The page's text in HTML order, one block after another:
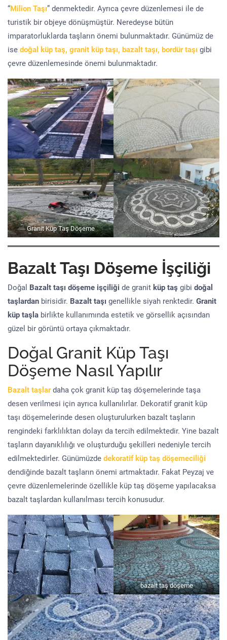
“Milion Taşı” denmektedir. Ayrıca çevre düzenlemesi ile de
turistik bir objeye dönüşmüştür. Neredeyse bütün
imparatorluklarda taşların önemi bulunmaktadır. Günümüz de
ise doğal küp taş, granit küp taşı, bazalt taşı, bordür taşı gibi
çevre düzenlemesinde önemi bulunmaktadır.
Granit Küp Taş Döşeme
Bazalt Taşı Döşeme İşçiliği
Doğal Bazalt taşı döşeme işçiliği de granit küp taş gibi doğal
taşlardan birisidir. Bazalt taşı genellikle siyah renktedir. Granit
küp taşla birlikte kullanımında estetik ve görsellik açısından
güzel bir görüntü ortaya çıkmaktadır.
Doğal Granit Küp Taşı
Döşeme Nasıl Yapılır
Bazalt taşlardaha çok granit küp taş döşemelerinde taşa
desen verilmesi için ayrıca kullanılırlar. Dekoratif granit küp
taşı döşemelerinde desen oluşturulurken bazalt taşların
rengindeki farklılıktan dolayı da tercih edilmektedir. Yine bazalt
taşların dayanıklılığı ve oluşturduğu şekilleri nedeniyle tercih
edilmektedirler. Günümüzde dekoratif küp taş döşemeciliği
dendiğinde bazalt taşların önemi artmaktadır. Fakat Peyzaj ve
çevre düzenlemelerinde özellikle küp taş döşeme yapılacaksa
bazalt taşlardan kullanılması tercih konusudur.
bazalt taş döşeme